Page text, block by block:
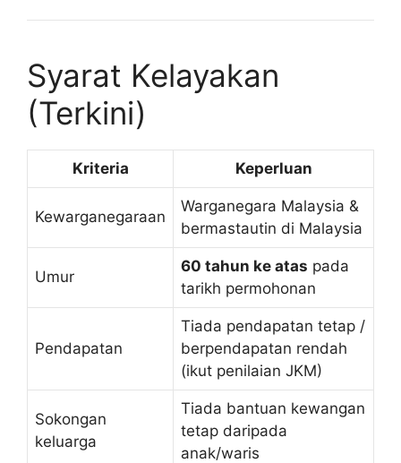
Syarat Kelayakan
(Terkini)
Kriteria Keperluan
Kewarganegaraan
Warganegara Malaysia &
bermastautin di Malaysia
Umur
60 tahun ke atas pada
tarikh permohonan
Pendapatan
Tiada pendapatan tetap /
berpendapatan rendah
(ikut penilaian JKM)
Sokongan
keluarga
Tiada bantuan kewangan
tetap daripada
anak/waris